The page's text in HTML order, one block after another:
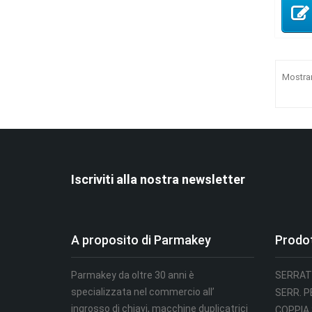
Iscriviti alla nostra newsletter
A proposito di Parmakey
Parmakey da oltre 30 anni è
specializzata nel commercio all’
ingrosso di chiavi, macchine duplicatrici
SERR.